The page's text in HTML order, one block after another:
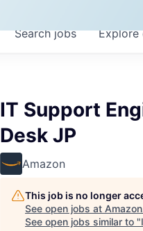
Searchjobs Explore
IT Support
Desk JP
Amazon
This job is no longer
See open jobs at Amazon
See open jobs similar to "